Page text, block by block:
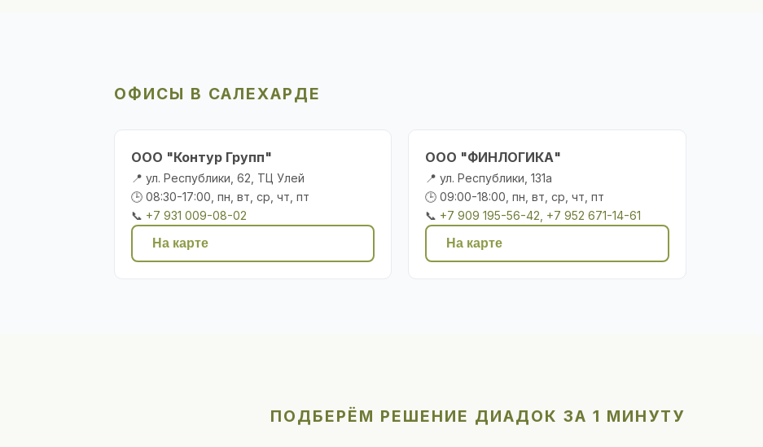
ОФИСЫ В САЛЕХАРДЕ
ООО "Контур Групп"
📍 ул. Республики, 62, ТЦ Улей
🕒 08:30-17:00, пн, вт, ср, чт, пт
📞 +7 931 009-08-02
На карте
ООО "ФИНЛОГИКА"
📍 ул. Республики, 131а
🕒 09:00-18:00, пн, вт, ср, чт, пт
📞 +7 909 195-56-42, +7 952 671-14-61
На карте
ПОДБЕРЁМ РЕШЕНИЕ ДИАДОК ЗА 1 МИНУТУ